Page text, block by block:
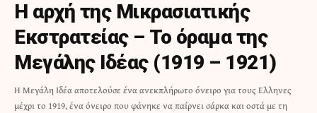
H αρχή της Μικρασιατικής
Εκστρατείας – Το όραμα της
Μεγάλης Ιδέας (1919 – 1921)
Η Μεγάλη Ιδέα αποτελούσε ένα ανεκπλήρωτο όνειρο για τους Ελληνες
μέχρι το 1919, ένα όνειρο που φάνηκε να παίρνει σάρκα και οστά με τη